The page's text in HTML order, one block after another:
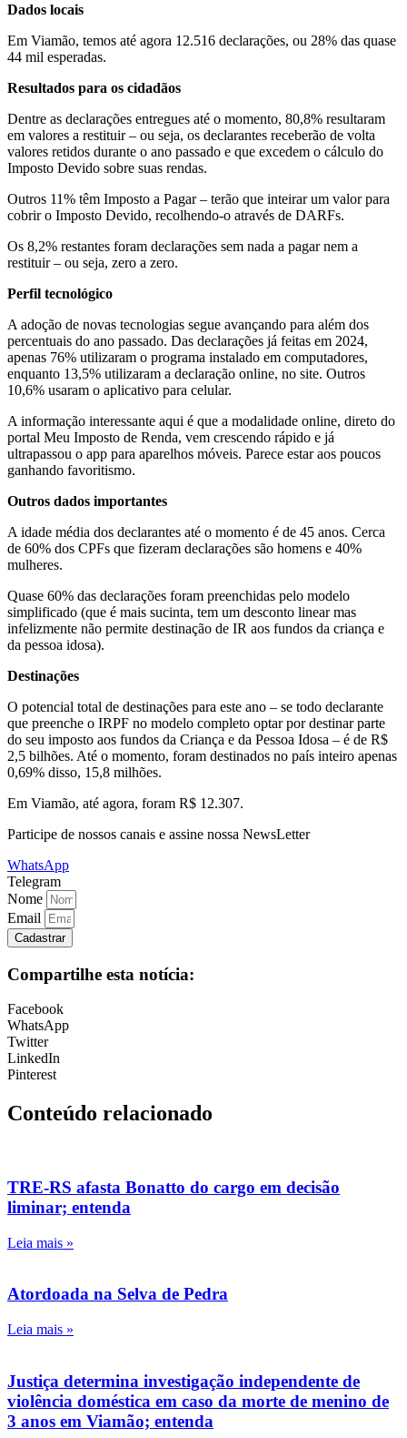
Dados locais
Em Viamão, temos até agora 12.516 declarações, ou 28% das quase
44 mil esperadas.
Resultados para os cidadãos
Dentre as declarações entregues até o momento, 80,8% resultaram
em valores a restituir – ou seja, os declarantes receberão de volta
valores retidos durante o ano passado e que excedem o cálculo do
Imposto Devido sobre suas rendas.
Outros 11% têm Imposto a Pagar – terão que inteirar um valor para
cobrir o Imposto Devido, recolhendo-o através de DARFs.
Os 8,2% restantes foram declarações sem nada a pagar nem a
restituir – ou seja, zero a zero.
Perfil tecnológico
A adoção de novas tecnologias segue avançando para além dos
percentuais do ano passado. Das declarações já feitas em 2024,
apenas 76% utilizaram o programa instalado em computadores,
enquanto 13,5% utilizaram a declaração online, no site. Outros
10,6% usaram o aplicativo para celular.
A informação interessante aqui é que a modalidade online, direto do
portal Meu Imposto de Renda, vem crescendo rápido e já
ultrapassou o app para aparelhos móveis. Parece estar aos poucos
ganhando favoritismo.
Outros dados importantes
A idade média dos declarantes até o momento é de 45 anos. Cerca
de 60% dos CPFs que fizeram declarações são homens e 40%
mulheres.
Quase 60% das declarações foram preenchidas pelo modelo
simplificado (que é mais sucinta, tem um desconto linear mas
infelizmente não permite destinação de IR aos fundos da criança e
da pessoa idosa).
Destinações
O potencial total de destinações para este ano – se todo declarante
que preenche o IRPF no modelo completo optar por destinar parte
do seu imposto aos fundos da Criança e da Pessoa Idosa – é de R$
2,5 bilhões. Até o momento, foram destinados no país inteiro apenas
0,69% disso, 15,8 milhões.
Em Viamão, até agora, foram R$ 12.307.
Participe de nossos canais e assine nossa NewsLetter
WhatsApp
Telegram
Nome
Email
Cadastrar
Compartilhe esta notícia:
Facebook
WhatsApp
Twitter
LinkedIn
Pinterest
Conteúdo relacionado
TRE-RS afasta Bonatto do cargo em decisão
liminar; entenda
Leia mais »
Atordoada na Selva de Pedra
Leia mais »
Justiça determina investigação independente de
violência doméstica em caso da morte de menino de
3 anos em Viamão; entenda